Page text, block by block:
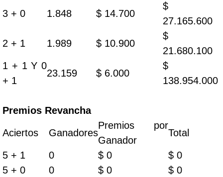
3 + 0 1.848 $ 14.700
$
27.165.600
2 + 1 1.989 $ 10.900
$
21.680.100
1 + 1 Y 0
+ 1
23.159 $ 6.000
$
138.954.000
Premios Revancha
Aciertos Ganadores
Premios por
Ganador
Total
5 + 1 0 $ 0
$ 0
5 + 0
0 $ 0 $ 0